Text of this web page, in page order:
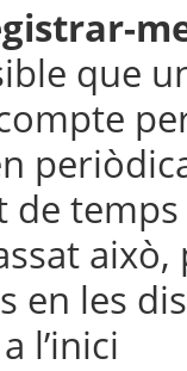
que
de
en les
l’inici